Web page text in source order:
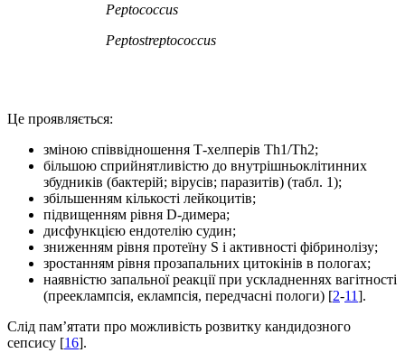
Peptococcus
Peptostreptococcus
Це проявляється:
зміною співвідношення Т-хелперів Th1/Th2;
більшою сприйнятливістю до внутрішньоклітинних
збудників (бактерій; вірусів; паразитів) (табл. 1);
збільшенням кількості лейкоцитів;
підвищенням рівня D-димера;
дисфункцією ендотелію судин;
зниженням рівня протеїну S і активності фібринолізу;
зростанням рівня прозапальних цитокінів в пологах;
наявністю запальної реакції при ускладненнях вагітності
(прееклампсія, еклампсія, передчасні пологи) [2-11].
Слід пам’ятати про можливість розвитку кандидозного
сепсису [16].